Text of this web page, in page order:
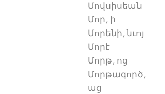
Մովսիսեան
Մոր, ի
Մորենի, նւոյ
Մորէ
Մորթ, ոց
Մորթագործ,
աց